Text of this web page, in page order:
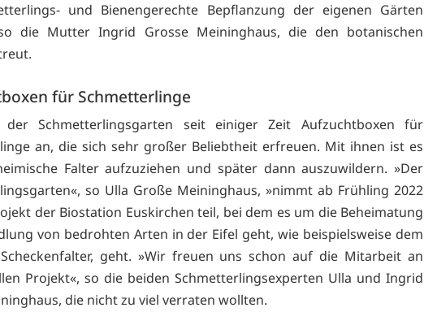
und Bienengerechte Bepflanzung der eigenen Gärten
die Mutter Ingrid Grosse Meininghaus, die den botanischen
für Schmetterlinge
Schmetterlingsgarten seit einiger Zeit Aufzuchtboxen für
an, die sich sehr großer Beliebtheit erfreuen. Mit ihnen ist es
Falter aufzuziehen und später dann auszuwildern. »Der
so Ulla Große Meininghaus, »nimmt ab Frühling 2022
der Biostation Euskirchen teil, bei dem es um die Beheimatung
von bedrohten Arten in der Eifel geht, wie beispielsweise dem
geht. »Wir freuen uns schon auf die Mitarbeit an
Projekt«, so die beiden Schmetterlingsexperten Ulla und Ingrid
die nicht zu viel verraten wollten.